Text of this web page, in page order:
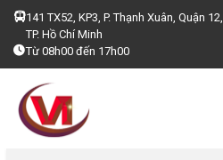
141 TX52, KP3, P. Thạnh Xuân, Quận 12,
TP. Hồ Chí Minh
Từ 08h00 đến 17h00